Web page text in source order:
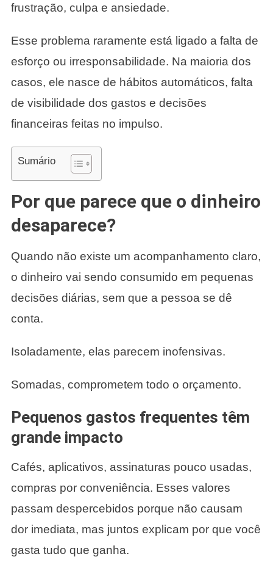
frustração, culpa e ansiedade.
Esse problema raramente está ligado a falta de
esforço ou irresponsabilidade. Na maioria dos
casos, ele nasce de hábitos automáticos, falta
de visibilidade dos gastos e decisões
financeiras feitas no impulso.
Sumário
Por que parece que o dinheiro
desaparece?
Quando não existe um acompanhamento claro,
o dinheiro vai sendo consumido em pequenas
decisões diárias, sem que a pessoa se dê
conta.
Isoladamente, elas parecem inofensivas.
Somadas, comprometem todo o orçamento.
Pequenos gastos frequentes têm
grande impacto
Cafés, aplicativos, assinaturas pouco usadas,
compras por conveniência. Esses valores
passam despercebidos porque não causam
dor imediata, mas juntos explicam por que você
gasta tudo que ganha.